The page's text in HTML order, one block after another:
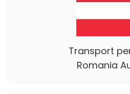
Transport
Romania